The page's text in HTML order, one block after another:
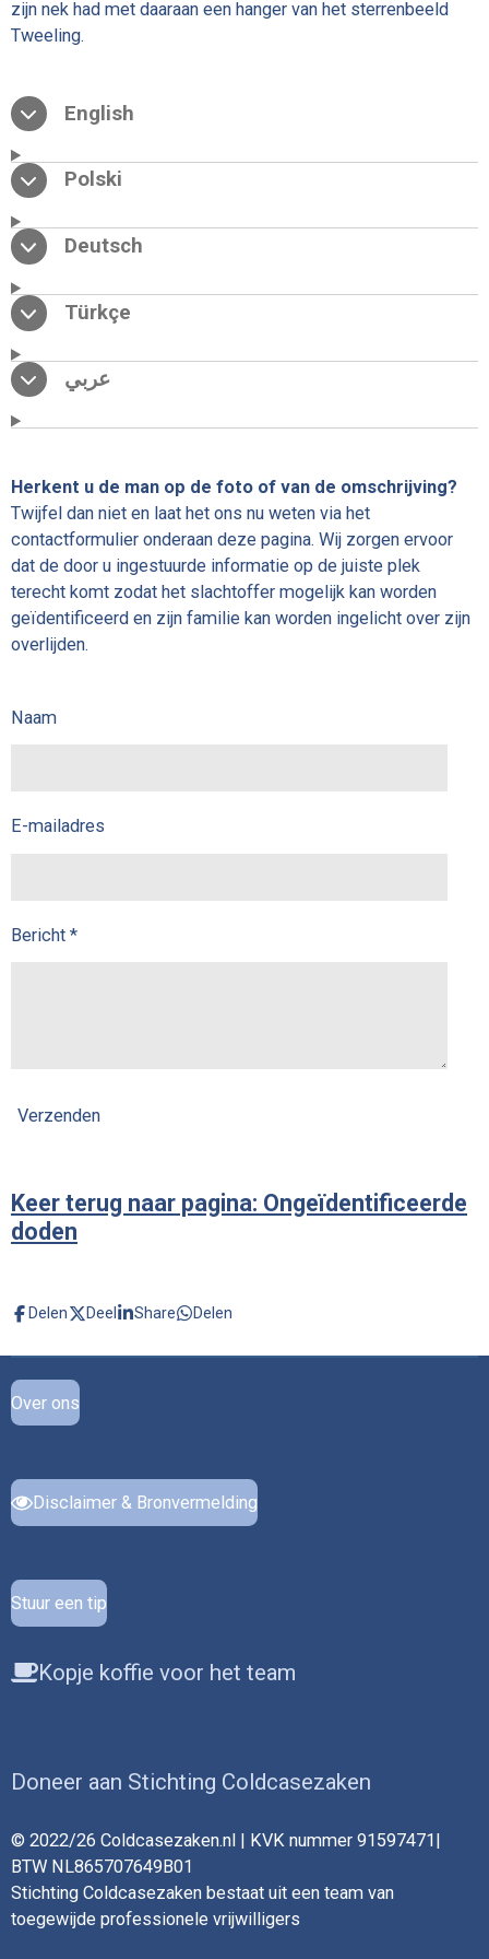
zijn nek had met daaraan een hanger van het sterrenbeeld
Tweeling.
English
Polski
Deutsch
Türkçe
عربي
Herkent u de man op de foto of van de omschrijving?
Twijfel dan niet en laat het ons nu weten via het
contactformulier onderaan deze pagina. Wij zorgen ervoor
dat de door u ingestuurde informatie op de juiste plek
terecht komt zodat het slachtoffer mogelijk kan worden
geïdentificeerd en zijn familie kan worden ingelicht over zijn
overlijden.
Naam
E-mailadres
Bericht *
Verzenden
Keer terug naar pagina: Ongeïdentificeerde
doden
Delen Deel Share Delen
Over ons
Disclaimer & Bronvermelding
Stuur een tip
Kopje koffie voor het team
Doneer aan Stichting Coldcasezaken
© 2022/26 Coldcasezaken.nl | KVK nummer 91597471|
BTW NL865707649B01
Stichting Coldcasezaken bestaat uit een team van
toegewijde professionele vrijwilligers